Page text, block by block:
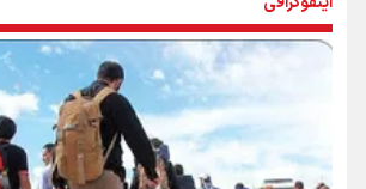
رسانه ملی و حق مردم برای
روایت ایران از کنار مردم